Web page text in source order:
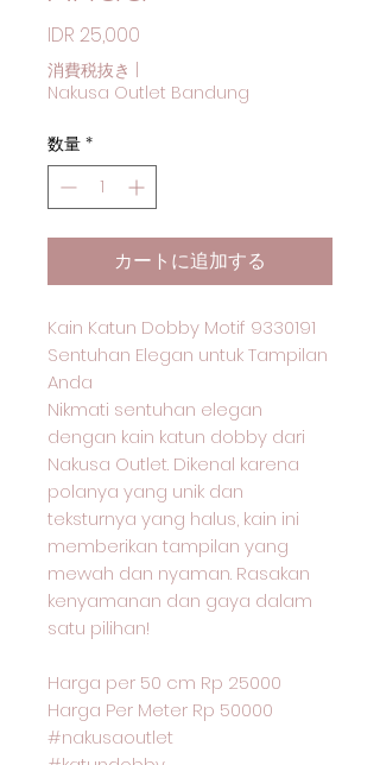
IDR 25,000
消費税抜き
Nakusa Outlet Bandung
数量 *
カートに追加する
Kain Katun Dobby Motif 9330191
Sentuhan Elegan untuk Tampilan
Anda
Nikmati sentuhan elegan
dengan kain katun dobby dari
Nakusa Outlet. Dikenal karena
polanya yang unik dan
teksturnya yang halus, kain ini
memberikan tampilan yang
mewah dan nyaman. Rasakan
kenyamanan dan gaya dalam
satu pilihan!
Harga per 50 cm Rp 25000
Harga Per Meter Rp 50000
#nakusaoutlet